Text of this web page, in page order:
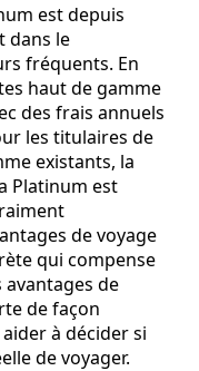
est depuis
dans le
fréquents. En
haut de gamme
des frais annuels
les titulaires de
existants, la
Platinum est
de voyage
qui compense
avantages de
de façon
à décider si
de voyager.